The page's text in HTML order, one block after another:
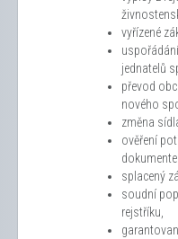
vyřízené
jednatelů
převod
nového
změna
ověření
splacený
soudní
rejstříku,